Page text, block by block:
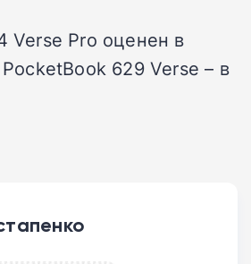
Verse Pro оценен в
629 Verse – в